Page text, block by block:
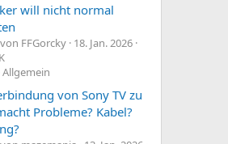
will nicht normal
FFGorcky 18. Jan. 2026
von Sony TV zu
Probleme? Kabel?